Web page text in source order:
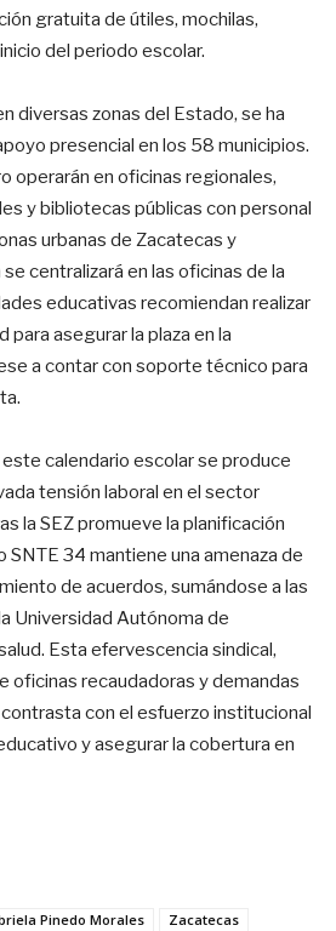
gratuita de útiles, mochilas,
del periodo escolar.
diversas zonas del Estado, se ha
presencial en los 58 municipios.
operarán en oficinas regionales,
y bibliotecas públicas con personal
urbanas de Zacatecas y
centralizará en las oficinas de la
educativas recomiendan realizar
asegurar la plaza en la
a contar con soporte técnico para
calendario escolar se produce
tensión laboral en el sector
la SEZ promueve la planificación
SNTE 34 mantiene una amenaza de
de acuerdos, sumándose a las
Universidad Autónoma de
Esta efervescencia sindical,
oficinas recaudadoras y demandas
con el esfuerzo institucional
y asegurar la cobertura en
Pinedo Morales Zacatecas